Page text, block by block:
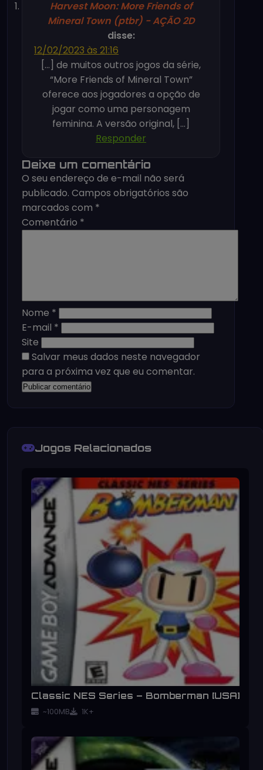
Harvest Moon: More Friends of
Mineral Town (ptbr) - AÇÃO 2D
disse:
12/02/2023 às 21:16
[…] de muitos outros jogos da série,
“More Friends of Mineral Town”
oferece aos jogadores a opção de
jogar como uma personagem
feminina. A versão original, […]
Responder
Deixe um comentário
O seu endereço de e-mail não será
publicado. Campos obrigatórios são
marcados com *
Comentário *
Nome *
E-mail *
Site
Salvar meus dados neste navegador
para a próxima vez que eu comentar.
Jogos Relacionados
Classic NES Series – Bomberman [USA]
~100MB 1K+